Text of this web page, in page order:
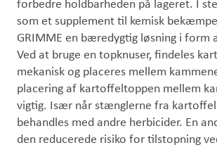
forbedre holdbarheden på lageret. I
som et supplement til kemisk
GRIMME en bæredygtig løsning i form
Ved at bruge en topknuser, findeles
mekanisk og placeres mellem
placering af kartoffeltoppen mellem
vigtig. Især når stænglerne fra
behandles med andre herbicider. En
den reducerede risiko for tilstopning